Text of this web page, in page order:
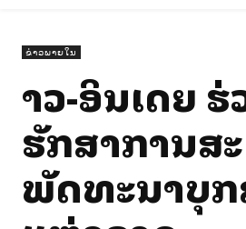
ຂ່າວພາຍໃນ
ລາວ-ອິນເດຍ
ຮັກສາການສະ
ພັດທະນາບຸກ